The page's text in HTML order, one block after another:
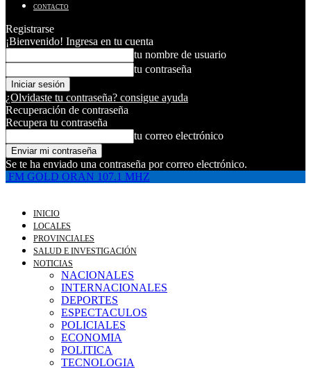
CONTACTO
Registrarse
¡Bienvenido! Ingresa en tu cuenta
tu nombre de usuario
tu contraseña
¿Olvidaste tu contraseña? consigue ayuda
Recuperación de contraseña
Recupera tu contraseña
tu correo electrónico
Se te ha enviado una contraseña por correo electrónico.
FM GOLD ORAN 107.1 MHZ
INICIO
LOCALES
PROVINCIALES
SALUD E INVESTIGACIÓN
NOTICIAS
NACIONALES
INTERNACIONALES
DEPORTES
ESPECTACULOS
POLICIALES
ECONOMIA
POLITICA
TECNOLOGIA